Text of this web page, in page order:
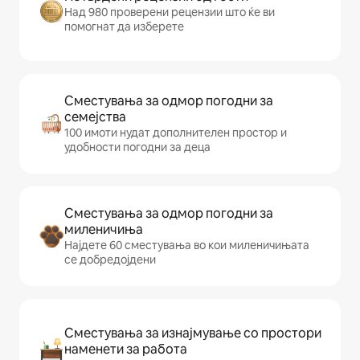
Над 980 проверени рецензии што ќе ви
помогнат да изберете
Сместувања за одмор погодни за
семејства
100 имоти нудат дополнителен простор и
удобности погодни за деца
Сместувања за одмор погодни за
миленичиња
Најдете 60 сместувања во кои миленичињата
се добредојдени
Сместувања за изнајмување со простори
наменети за работа